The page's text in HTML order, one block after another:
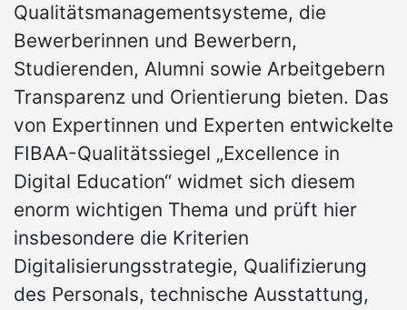
Qualitätsmanagementsysteme, die
Bewerberinnen und Bewerbern,
Studierenden, Alumni sowie Arbeitgebern
Transparenz und Orientierung bieten. Das
von Expertinnen und Experten entwickelte
FIBAA-Qualitätssiegel „Excellence in
Digital Education“ widmet sich diesem
enorm wichtigen Thema und prüft hier
insbesondere die Kriterien
Digitalisierungsstrategie, Qualifizierung
des Personals, technische Ausstattung,